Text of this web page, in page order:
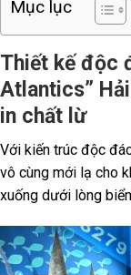
Mục lục
Thiết kế độc
Atlantics”
in chất lừ
Với kiến trúc độc
vô cùng mới lạ cho
xuống dưới lòng